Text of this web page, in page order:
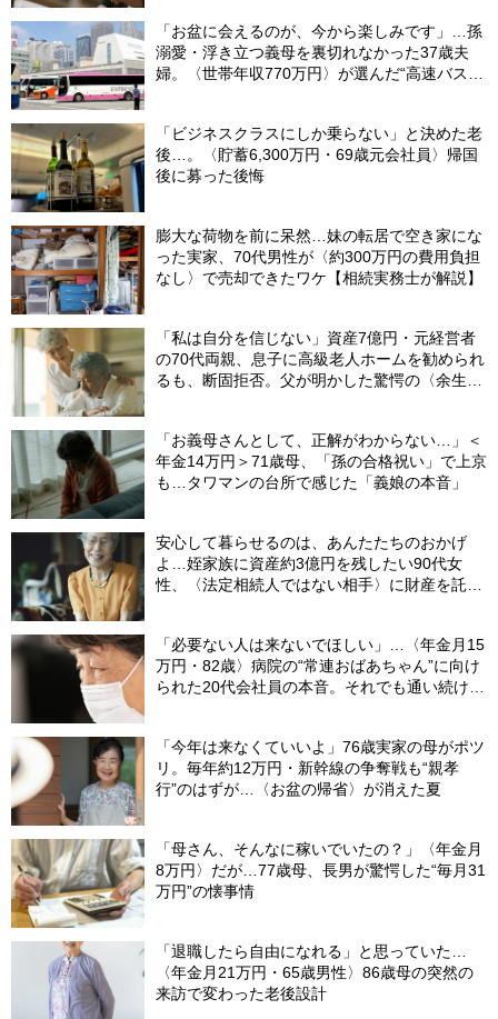
「お盆に会えるのが、今から楽しみです」…孫
溺愛・浮き立つ義母を裏切れなかった37歳夫
婦。〈世帯年収770万円〉が選んだ“高速バス帰
「ビジネスクラスにしか乗らない」と決めた老
後…。〈貯蓄6,300万円・69歳元会社員〉帰国
後に募った後悔
膨大な荷物を前に呆然…妹の転居で空き家にな
った実家、70代男性が〈約300万円の費用負担
なし〉で売却できたワケ【相続実務士が解説】
「私は自分を信じない」資産7億円・元経営者
の70代両親、息子に高級老人ホームを勧められ
るも、断固拒否。父が明かした驚愕の〈余生計
「お義母さんとして、正解がわからない…」＜
年金14万円＞71歳母、「孫の合格祝い」で上京
も…タワマンの台所で感じた「義娘の本音」
安心して暮らせるのは、あんたたちのおかげ
よ…姪家族に資産約3億円を残したい90代女
性、〈法定相続人ではない相手〉に財産を託せ
「必要ない人は来ないでほしい」…〈年金月15
万円・82歳〉病院の“常連おばあちゃん”に向け
られた20代会社員の本音。それでも通い続ける
「今年は来なくていいよ」76歳実家の母がポツ
リ。毎年約12万円・新幹線の争奪戦も“親孝
行”のはずが…〈お盆の帰省〉が消えた夏
「母さん、そんなに稼いでいたの？」〈年金月
8万円〉だが…77歳母、長男が驚愕した“毎月31
万円”の懐事情
「退職したら自由になれる」と思っていた…
〈年金月21万円・65歳男性〉86歳母の突然の
来訪で変わった老後設計